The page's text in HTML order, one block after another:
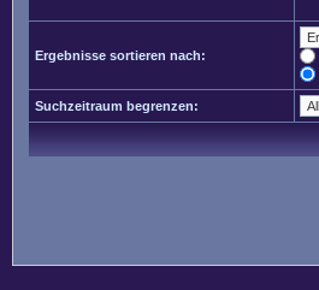
Ergebnisse sortieren nach:
Suchzeitraum begrenzen: